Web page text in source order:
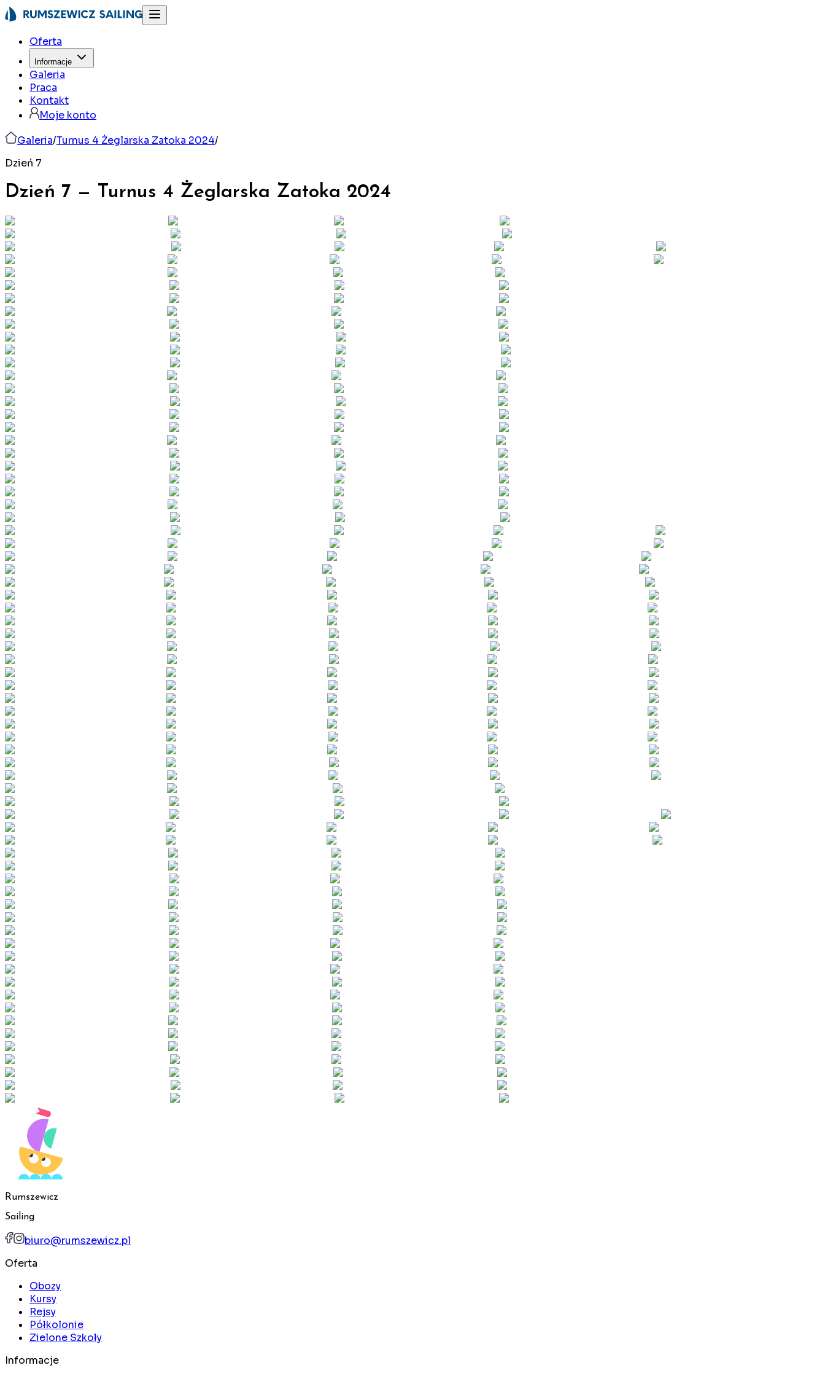
Oferta
Informacje
Galeria
Praca
Kontakt
Moje konto
Galeria/Turnus 4 Żeglarska Zatoka 2024/
Dzień 7
Dzień 7 — Turnus 4 Żeglarska Zatoka 2024
Rumszewicz
Sailing
biuro@rumszewicz.pl
Oferta
Obozy
Kursy
Rejsy
Półkolonie
Zielone Szkoły
Informacje